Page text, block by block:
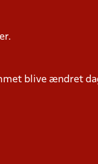
blive ændret